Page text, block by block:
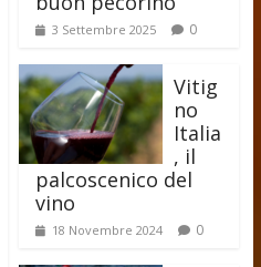
3 Settembre 2025 0
Vitig
no
Italia
, il
palcoscenico del
vino
18 Novembre 2024 0